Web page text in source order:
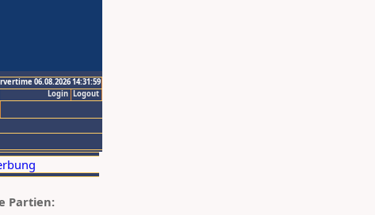
06.08.2026 14:31:59
Logout
Login
Partien: